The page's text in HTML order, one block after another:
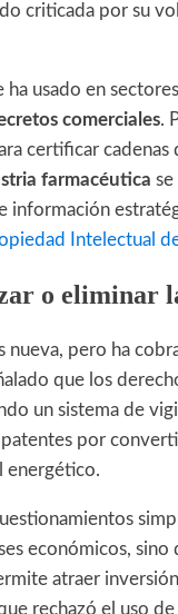
criticada por su
ha usado en
comerciales.
certificar cadenas
farmacéutica se
Intelectual
o eliminar
nueva, pero ha
que los
un sistema de
por
energético.
económicos, sino
atraer
rechazó el uso